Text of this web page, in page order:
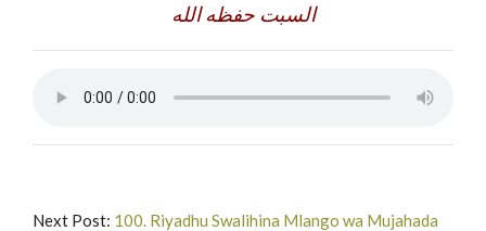
السبت حفظه الله
Next Post: 100. Riyadhu Swalihina Mlango wa Mujahada